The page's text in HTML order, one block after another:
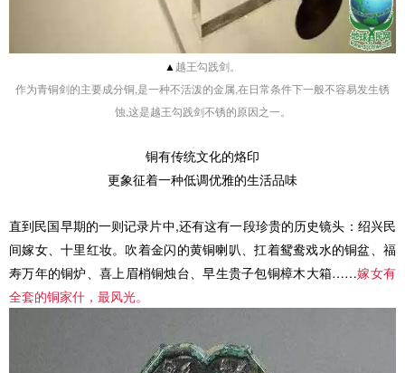
▲ 越王勾践剑。
作为青铜剑的主要成分铜,是一种不活泼的金属,在日常条件下一般不容易发生锈
蚀,这是越王勾践剑不锈的原因之一。
铜有传统文化的烙印
更象征着一种低调优雅的生活品味
直到民国早期的一则记录片中,还有这有一段珍贵的历史镜头：绍兴民
间嫁女、十里红妆。吹着金闪的黄铜喇叭、扛着鸳鸯戏水的铜盆、福
寿万年的铜炉、喜上眉梢铜烛台、早生贵子包铜樟木大箱……嫁女有
全套的铜家什，最风光。